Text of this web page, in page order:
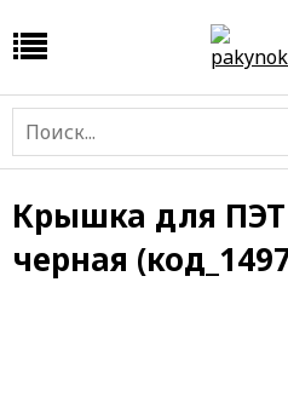
Крышка для
черная